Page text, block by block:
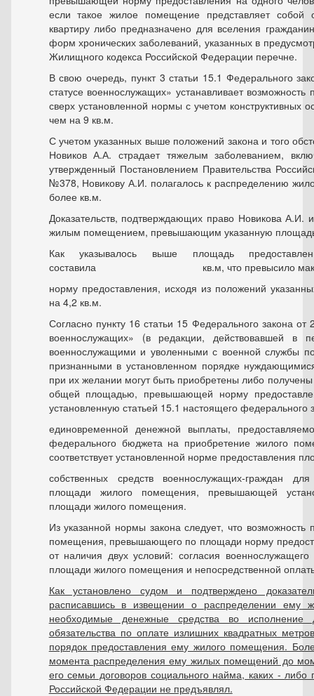
если такое жилое помещение представляет собой
квартиру либо предназначено для вселения
форм хронических заболеваний, указанных в
Жилищного кодекса Российской Федерации перечне.
В свою очередь, пункт 3 статьи 15.1 Федерального
статусе военнослужащих» устанавливает
сверх установленной нормы с учетом конструктивных
чем на 9 кв.м.
С учетом указанных выше положений закона и того
Новиков А.А. страдает тяжелым заболеванием,
утвержденный Постановлением Правительства
№378, Новикову А.И. полагалось к распределению
более кв.м.
Доказательств, подтверждающих право Новикова А.И.
жилым помещением, превышающим указанную
Как указывалось выше площадь
составила кв.м, что превысило
норму предоставления, исходя из положений
на 4,2 кв.м.
Согласно пункту 16 статьи 15 Федерального закона
военнослужащих» (в редакции, действовавшей в
военнослужащими и уволенными с военной службы
признанными в установленном порядке
при их желании могут быть приобретены либо
общей площадью, превышающей норму
установленную статьей 15.1 настоящего федерального
единовременной денежной выплаты,
федерального бюджета на приобретение жилого
соответствует установленной норме предоставления
собственных средств военнослужащих-граждан
площади жилого помещения, превышающей
площади жилого помещения.
Из указанной нормы закона следует, что
помещения, превышающего по площади норму
от наличия двух условий: согласия
площади жилого помещения и непосредственной
Как установлено судом и подтверждено
расписавшись в извещении о распределении ему
необходимые денежные средства во исполнение
обязательства по оплате излишних квадратных
порядок предоставления ему жилого помещения.
момента распределения ему жилых помещений до
его семьи договоров социального найма, каких -
Российской Федерации не предъявлял.